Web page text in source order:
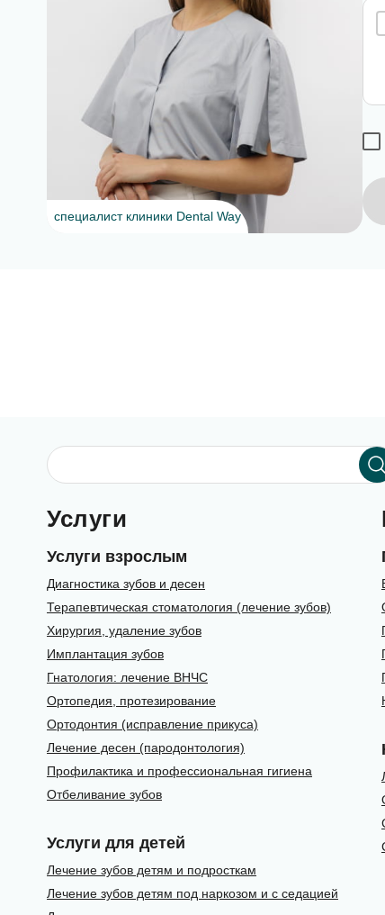
специалист клиники Dental Way
Услуги
Услуги взрослым
Диагностика зубов и десен
Терапевтическая стоматология (лечение зубов)
Хирургия, удаление зубов
Имплантация зубов
Гнатология: лечение ВНЧС
Ортопедия, протезирование
Ортодонтия (исправление прикуса)
Лечение десен (пародонтология)
Профилактика и профессиональная гигиена
Отбеливание зубов
Услуги для детей
Лечение зубов детям и подросткам
Лечение зубов детям под наркозом и с седацией